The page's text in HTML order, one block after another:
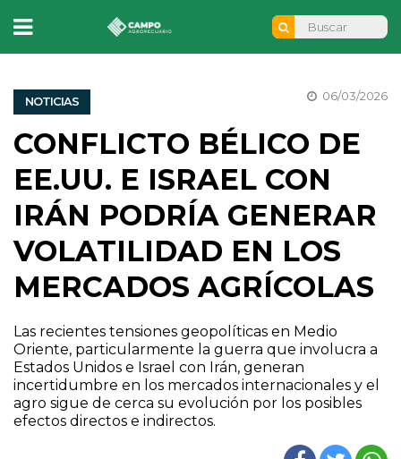
NOTICIAS 06/03/2026
CONFLICTO BÉLICO DE
EE.UU. E ISRAEL CON
IRÁN PODRÍA GENERAR
VOLATILIDAD EN LOS
MERCADOS AGRÍCOLAS
Las recientes tensiones geopolíticas en Medio
Oriente, particularmente la guerra que involucra a
Estados Unidos e Israel con Irán, generan
incertidumbre en los mercados internacionales y el
agro sigue de cerca su evolución por los posibles
efectos directos e indirectos.